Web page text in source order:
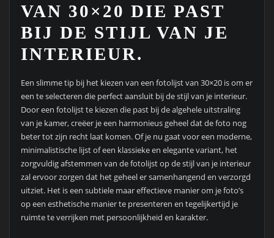
VAN 30×20 DIE PAST
BIJ DE STIJL VAN JE
INTERIEUR.
Een slimme tip bij het kiezen van een fotolijst van 30×20 is om er
een te selecteren die perfect aansluit bij de stijl van je interieur.
Door een fotolijst te kiezen die past bij de algehele uitstraling
van je kamer, creëer je een harmonieus geheel dat de foto nog
beter tot zijn recht laat komen. Of je nu gaat voor een moderne,
minimalistische lijst of een klassieke en elegante variant, het
zorgvuldig afstemmen van de fotolijst op de stijl van je interieur
zal ervoor zorgen dat het geheel er samenhangend en verzorgd
uitziet. Het is een subtiele maar effectieve manier om je foto’s
op een esthetische manier te presenteren en tegelijkertijd je
ruimte te verrijken met persoonlijkheid en karakter.